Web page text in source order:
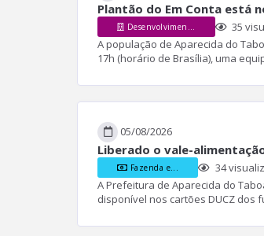
Plantão do Em Conta está
Desenvolvimento... 35
A população de Aparecida do
17h (horário de Brasília), uma
Liberado o vale-
05/08/2026
Fazenda e... 34
A Prefeitura de Aparecida do
disponível nos cartões DUCZ dos